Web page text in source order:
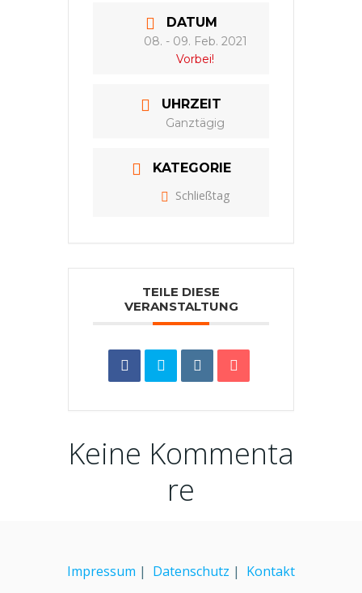
DATUM
08. - 09. Feb. 2021
Vorbei!
UHRZEIT
Ganztägig
KATEGORIE
Schließtag
TEILE DIESE
VERANSTALTUNG
Keine Kommenta
re
Impressum | Datenschutz | Kontakt